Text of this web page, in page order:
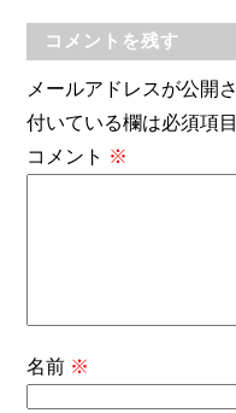
コメントを残す
メールアドレスが公開
付いている欄は必須項
コメント ※
名前 ※